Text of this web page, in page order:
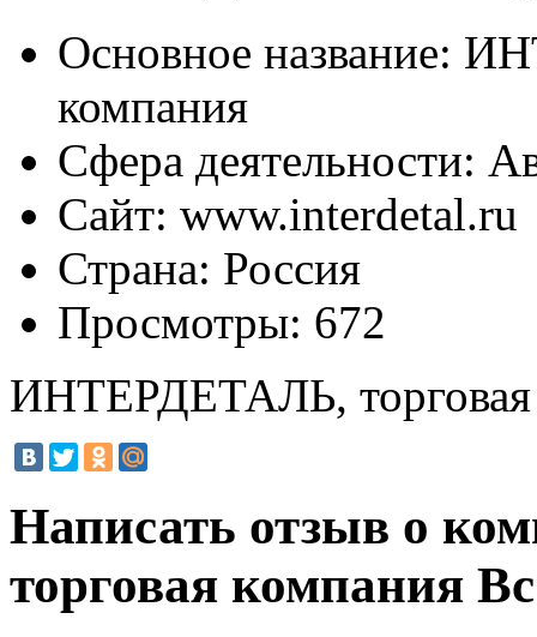
Основное название:
компания
Сфера деятельности:
Сайт: www.interdetal.ru
Страна: Россия
Просмотры: 672
ИНТЕРДЕТАЛЬ, торговая
Написать отзыв о
торговая компания